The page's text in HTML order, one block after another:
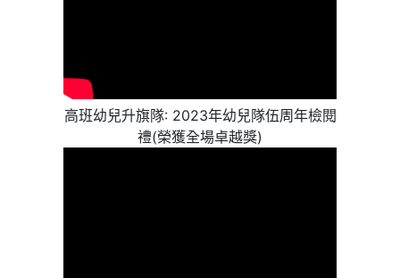
高班幼兒升旗隊: 2023年幼兒隊伍周年檢閱
禮(榮獲全場卓越獎)